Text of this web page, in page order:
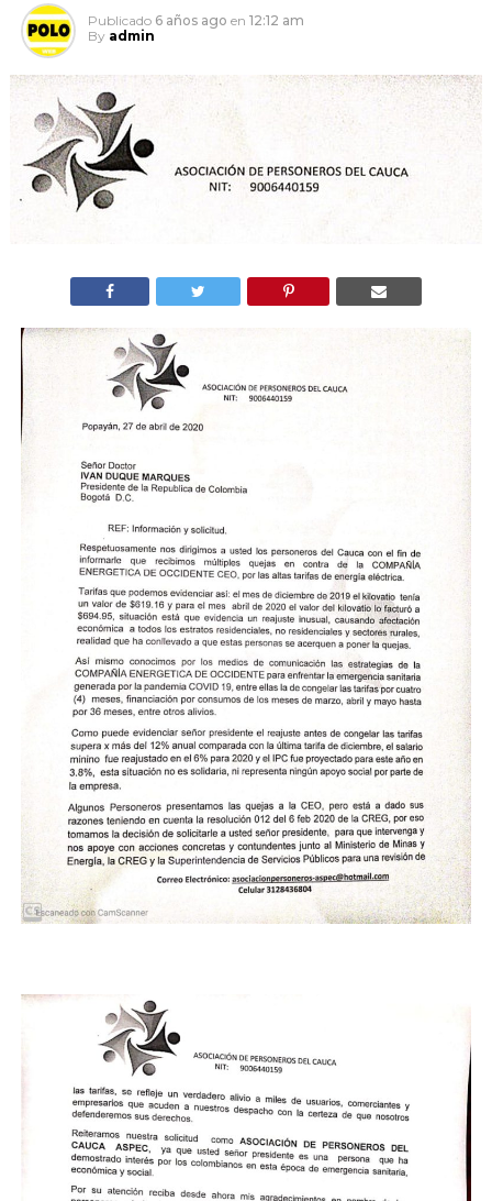
Publicado 6 años ago en 12:12 am
By admin